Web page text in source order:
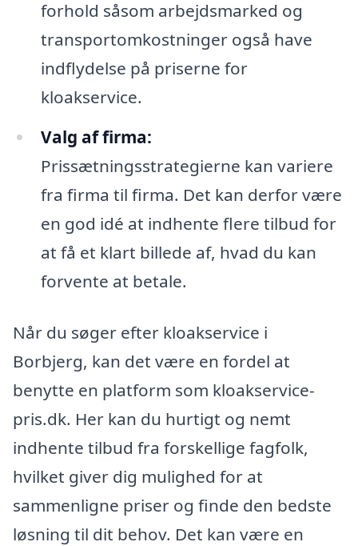
forhold såsom arbejdsmarked og
transportomkostninger også have
indflydelse på priserne for
kloakservice.
Valg af firma:
Prissætningsstrategierne kan variere
fra firma til firma. Det kan derfor være
en god idé at indhente flere tilbud for
at få et klart billede af, hvad du kan
forvente at betale.
Når du søger efter kloakservice i
Borbjerg, kan det være en fordel at
benytte en platform som kloakservice-
pris.dk. Her kan du hurtigt og nemt
indhente tilbud fra forskellige fagfolk,
hvilket giver dig mulighed for at
sammenligne priser og finde den bedste
løsning til dit behov. Det kan være en